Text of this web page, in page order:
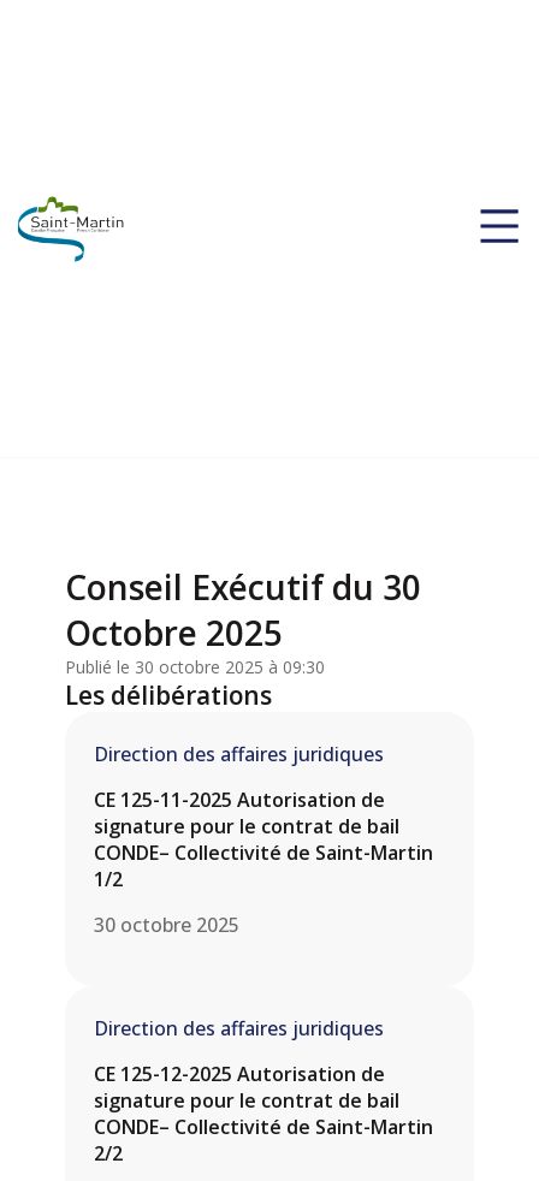
Conseil Exécutif du 30
Octobre 2025
Publié le 30 octobre 2025 à 09:30
Les délibérations
Direction des affaires juridiques
CE 125-11-2025 Autorisation de
signature pour le contrat de bail
CONDE– Collectivité de Saint-Martin
1/2
30 octobre 2025
Direction des affaires juridiques
CE 125-12-2025 Autorisation de
signature pour le contrat de bail
CONDE– Collectivité de Saint-Martin
2/2